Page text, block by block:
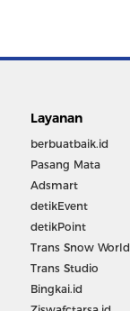
Layanan
berbuatbaik.id
Pasang Mata
Adsmart
detikEvent
detikPoint
Trans Snow World
Trans Studio
Bingkai.id